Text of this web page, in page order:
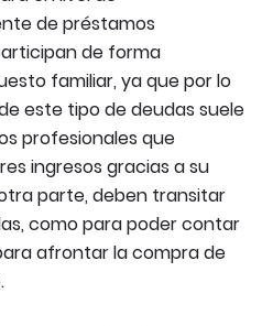
de préstamos
de forma
familiar, ya que por lo
este tipo de deudas suele
profesionales que
ingresos gracias a su
parte, deben transitar
como para poder contar
afrontar la compra de